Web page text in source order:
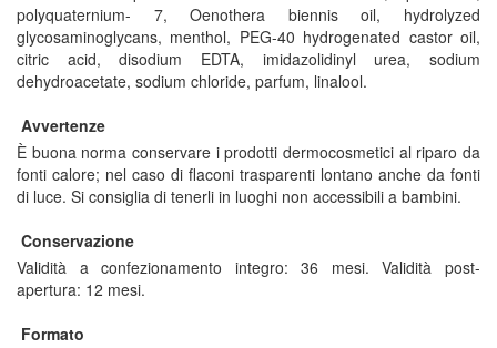
polyquaternium- 7, Oenothera biennis oil, hydrolyzed
glycosaminoglycans, menthol, PEG-40 hydrogenated castor oil,
citric acid, disodium EDTA, imidazolidinyl urea, sodium
dehydroacetate, sodium chloride, parfum, linalool.
Avvertenze
È buona norma conservare i prodotti dermocosmetici al riparo da
fonti calore; nel caso di flaconi trasparenti lontano anche da fonti
di luce. Si consiglia di tenerli in luoghi non accessibili a bambini.
Conservazione
Validità a confezionamento integro: 36 mesi. Validità post-
apertura: 12 mesi.
Formato